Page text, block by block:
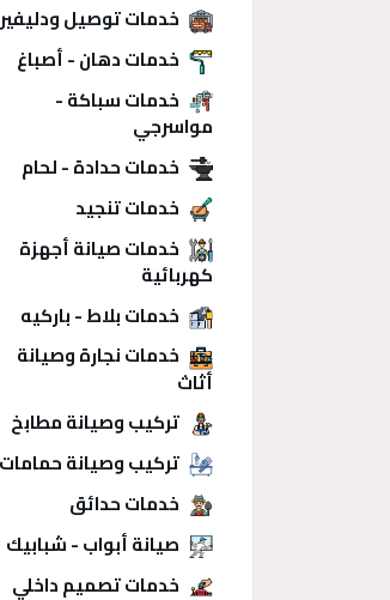
خدمات توصيل
خدمات دهان - أصباغ
خدمات سباكة -
مواسرجي
خدمات حدادة - لحام
خدمات تنجيد
خدمات صيانة أجهزة
كهربائية
خدمات بلاط - باركيه
خدمات نجارة وصيانة
أثاث
تركيب وصيانة مطابخ
تركيب وصيانة حمامات
خدمات حدائق
صيانة أبواب - شبابيك
خدمات تصميم داخلي